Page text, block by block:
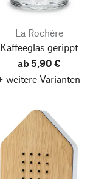
La Rochère
Kaffeeglas gerippt
ab 5,90 €
weitere Varianten